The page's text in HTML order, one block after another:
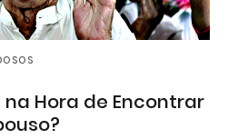
na Hora de Encontrar